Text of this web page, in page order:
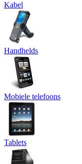
Kabel
Handhelds
Mobiele telefoons
Tablets